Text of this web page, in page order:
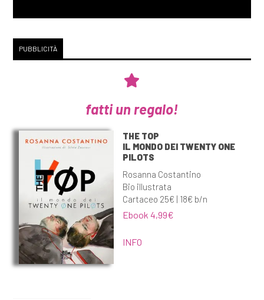
PUBBLICITÀ
fatti un regalo!
THE TOP
IL MONDO DEI TWENTY ONE
PILOTS
Rosanna Costantino
Bio illustrata
Cartaceo 25€ | 18€ b/n
Ebook 4,99€
INFO